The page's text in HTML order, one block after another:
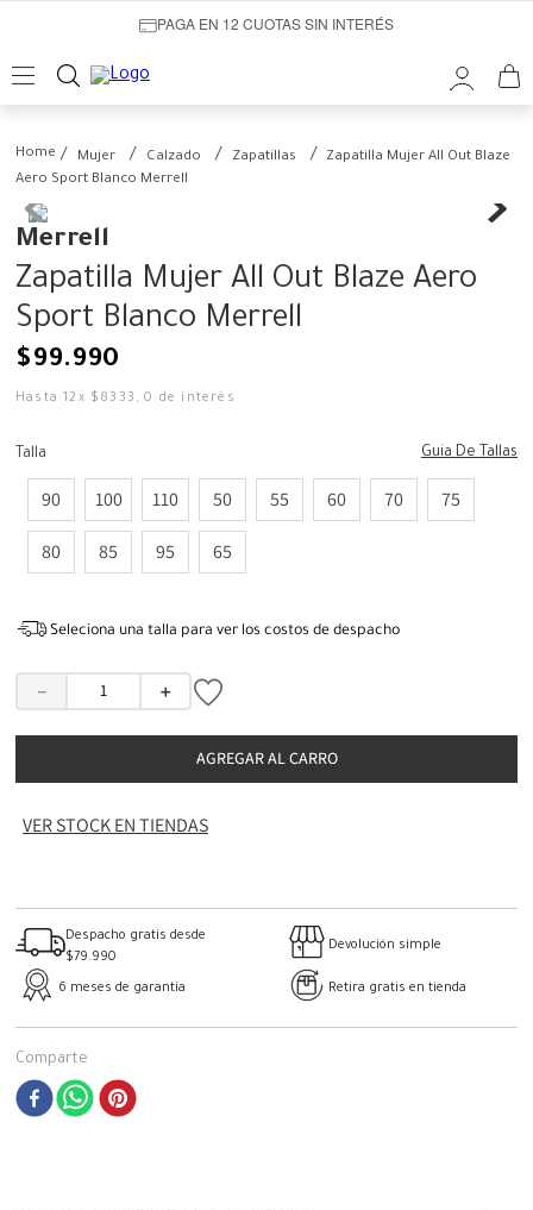
PAGA EN 12 CUOTAS SIN INTERÉS
Mujer Calzado Zapatillas
Zapatilla Mujer All Out Blaze
Aero Sport Blanco Merrell
Merrell
Zapatilla Mujer All Out Blaze Aero
Sport Blanco Merrell
$99.990
Hasta12 x $ 8333 ,0 de interés
Talla Guia De Tallas
90 100 110 50 55 60 70 75
80 85 95 65
Seleciona una talla para ver los costos de despacho
＋
－
AGREGAR AL CARRO
VER STOCK EN TIENDAS
Despacho gratis desde
$79.990
Devolución simple
6 meses de garantía Retira gratis en tienda
Comparte